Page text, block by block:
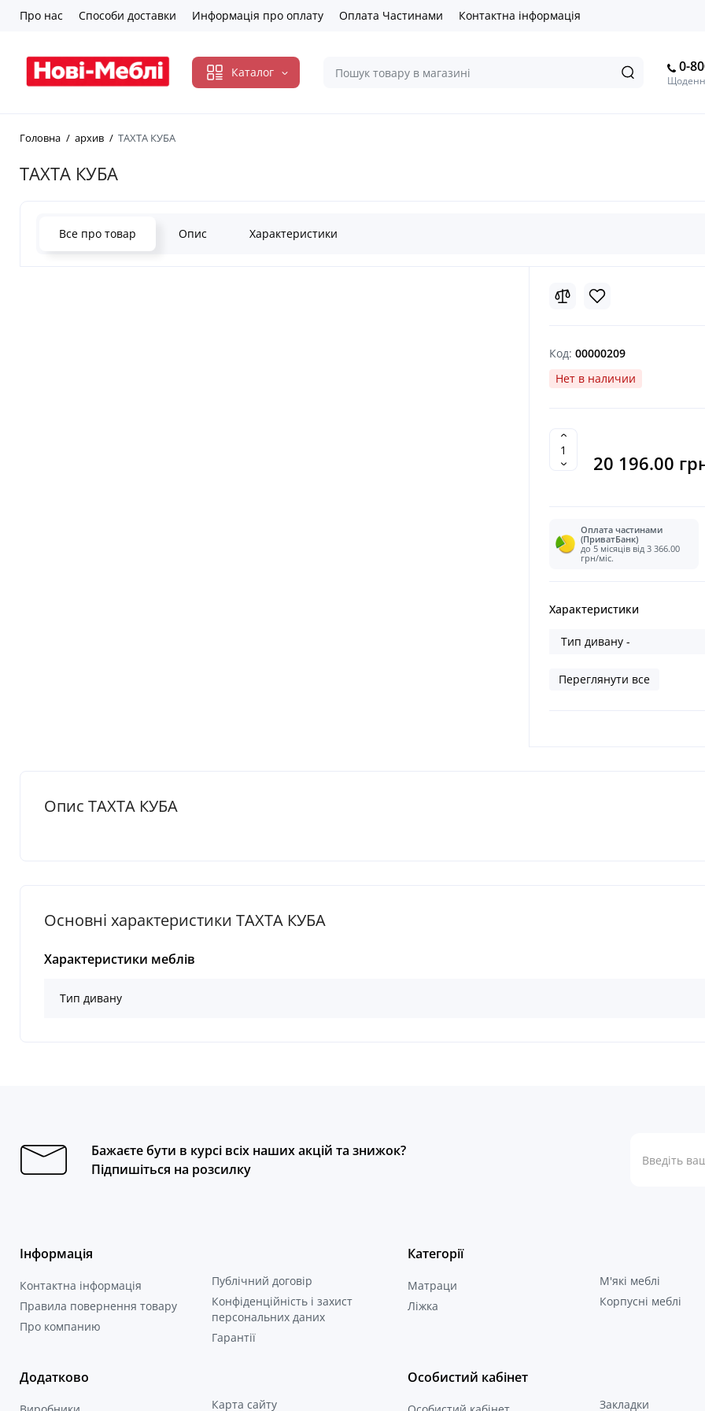
Про нас Способи доставки Информація про оплату Оплата Частинами Контактна інформація
Каталог 0-
Головна архив ТАХТА КУБА
ТАХТА КУБА
Все про товар Опис Характеристики
Код: 00000209
Нет в наличии
20 196.00
Оплата частинами
(ПриватБанк)
до 5 місяців від 3 366.00
грн/міс.
Характеристики
Тип дивану -
Переглянути все
Опис ТАХТА КУБА
Основні характеристики ТАХТА КУБА
Характеристики меблів
Тип дивану
Бажаєте бути в курсі всіх наших акцій та знижок?
Підпишіться на розсилку
Інформація
Контактна інформація
Правила повернення товару
Про компанию
Публічний договір
Конфіденційність і захист
персональних даних
Гарантії
Категорії
Матраци
Ліжка
М'які меблі
Корпусні меблі
Додатково
Карта сайту
Особистий кабінет
Закладки